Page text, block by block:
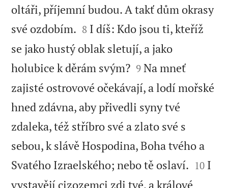
oltáři, příjemní budou. A takť dům okrasy
své ozdobím. 

8 I díš: Kdo jsou ti, kteříž
se jako hustý oblak sletují, a jako
holubice k děrám svým?
9 Na mneť
zajisté ostrovové očekávají, a lodí mořské
hned zdávna, aby přivedli syny tvé
zdaleka, též stříbro své a zlato své s
sebou, k slávě Hospodina, Boha tvého a
Svatého Izraelského; nebo tě oslaví. 

10 I
vystavějí cizozemci zdi tvé, a králové